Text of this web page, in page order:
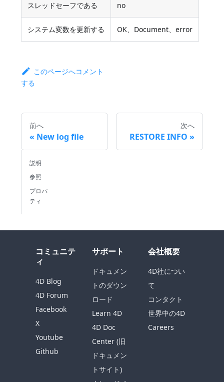
スレッドセーフである no
システム変数を更新する OK、Document、error
このページへコメント
する
前へ
New log file
次へ
RESTORE INFO
説明
参照
プロパ
ティ
コミュニテ
ィ
4D Blog
4D Forum
Facebook
X
Youtube
Github
サポート
ドキュメン
トのダウン
ロード
Learn 4D
4D Doc
Center (旧
ドキュメン
トサイト)
会社概要
4D社につい
て
コンタクト
世界中の4D
Careers